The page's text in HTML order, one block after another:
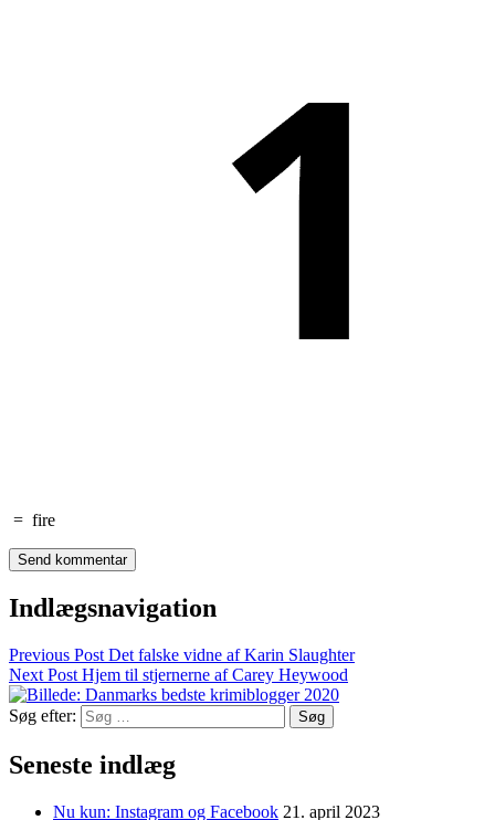
= fire
Indlægsnavigation
Previous Post Det falske vidne af Karin Slaughter
Next Post Hjem til stjernerne af Carey Heywood
Søg efter:
Seneste indlæg
Nu kun: Instagram og Facebook 21. april 2023